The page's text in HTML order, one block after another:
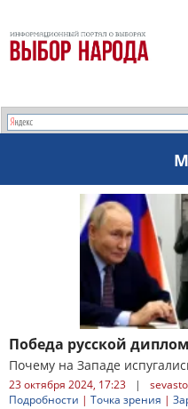
Победа русской
Почему на Западе
23 октября 2024, 17:23 |
Подробности | Точка зрения |